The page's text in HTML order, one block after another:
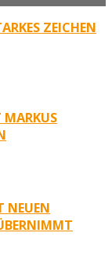
ZEICHEN
NEUEN